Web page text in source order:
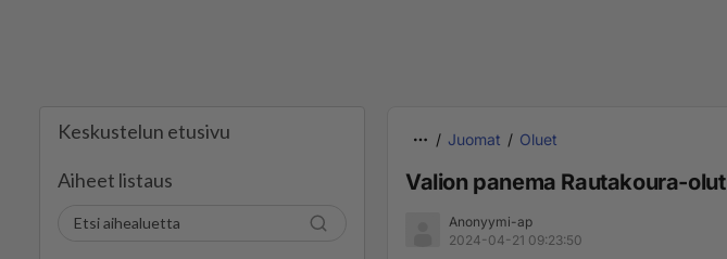
Keskustelun etusivu
Aiheet listaus
Juomat Oluet
Valion panema Rautakoura-olut
Anonyymi-ap
2024-04-21 09:23:50